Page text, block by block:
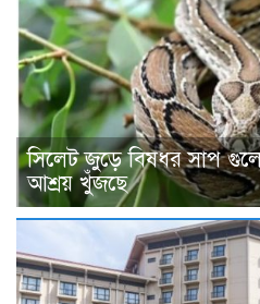
সিলেট জুড়ে বিষধর সাপ
আশ্রয় খুঁজছে